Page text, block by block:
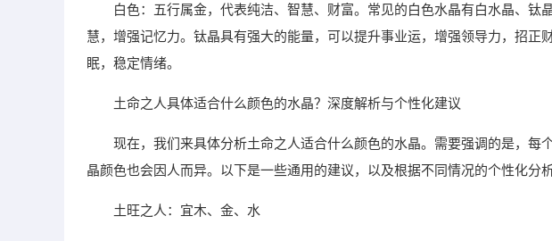
白色：五行属金，代表纯洁、智慧、财富。常见的白色水晶有白水晶、钛
慧，增强记忆力。钛晶具有强大的能量，可以提升事业运，增强领导力，招正
眠，稳定情绪。
土命之人具体适合什么颜色的水晶？深度解析与个性化建议
现在，我们来具体分析土命之人适合什么颜色的水晶。需要强调的是，每
晶颜色也会因人而异。以下是一些通用的建议，以及根据不同情况的个性化分析
土旺之人：宜木、金、水